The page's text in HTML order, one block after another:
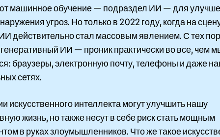
машинное обучение — подраздел ИИ — для
угроз. Но только в 2022 году, когда на
действительно стал массовым явлением. С тех
ИИ — проник практически во все, чем
браузеры, электронную почту, телефоны и даже
сетях.
искусственного интеллекта могут улучшить нашу
жизнь, но также несут в себе риск стать мощным
в руках злоумышленников. Что же такое